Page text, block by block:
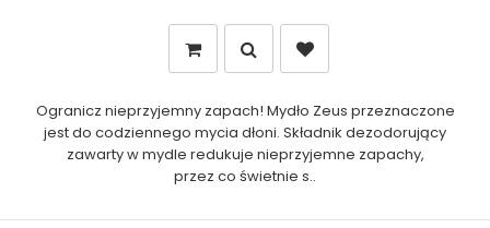
Ogranicz nieprzyjemny zapach! Mydło Zeus przeznaczone
jest do codziennego mycia dłoni. Składnik dezodorujący
zawarty w mydle redukuje nieprzyjemne zapachy,
przez co świetnie s..